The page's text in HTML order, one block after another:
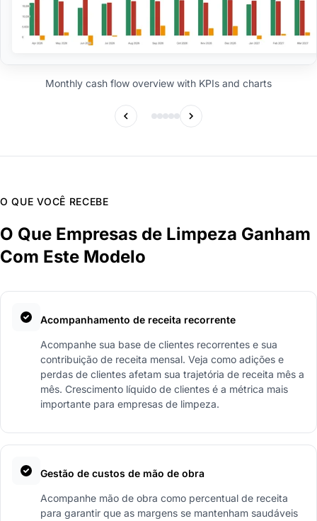
Monthly cash flow overview with KPIs and charts
O QUE VOCÊ RECEBE
O Que Empresas de Limpeza Ganham
Com Este Modelo
Acompanhamento de receita recorrente
Acompanhe sua base de clientes recorrentes e sua
contribuição de receita mensal. Veja como adições e
perdas de clientes afetam sua trajetória de receita mês a
mês. Crescimento líquido de clientes é a métrica mais
importante para empresas de limpeza.
Gestão de custos de mão de obra
Acompanhe mão de obra como percentual de receita
para garantir que as margens se mantenham saudáveis